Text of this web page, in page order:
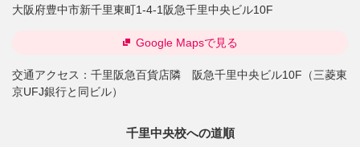
大阪府豊中市新千里東町1-4-1阪急千里中央ビル10F
交通アクセス： 千里阪急百貨店隣 阪急千里中央ビル10F（三菱東
京UFJ銀行と同ビル）
Google Mapsで見る
千里中央校への道順